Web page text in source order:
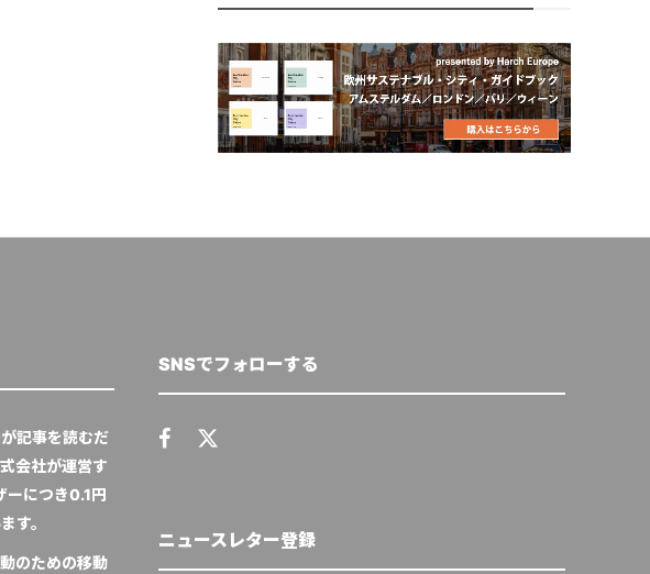
記事を読むだ
会社が運営す
ーにつき0.1円
す。
のための移動
SNSでフォローする
ニュースレター登録